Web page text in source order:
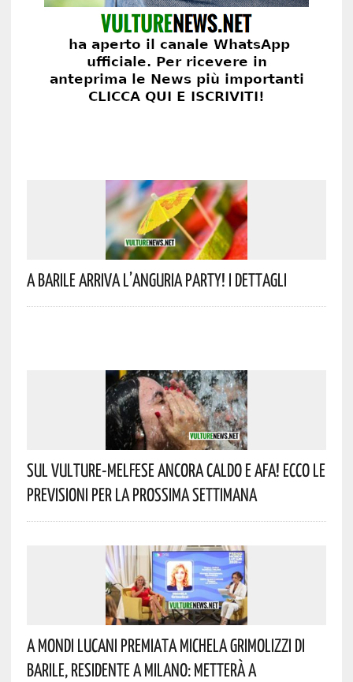
A Barile Arriva L’anguria Party! I Dettagli
Sul Vulture-Melfese Ancora Caldo E Afa! Ecco Le
Previsioni Per La Prossima Settimana
A Mondi Lucani Premiata Michela Grimolizzi Di
Barile, Residente A Milano: Metterà A